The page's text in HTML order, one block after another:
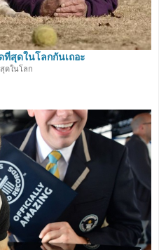
สุดในโลกกันเถอะ
ดในโลก